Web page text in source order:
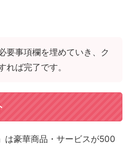
要事項欄を埋めていき、ク
れば完了です。
は豪華商品・サービスが500